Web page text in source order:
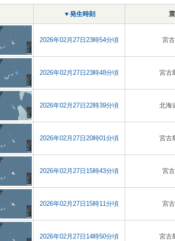
▼発生時刻
2026年02月27日23時54分頃 宮
2026年02月27日23時48分頃 宮古
2026年02月27日22時39分頃 北海
2026年02月27日20時01分頃 宮古
2026年02月27日15時43分頃 宮
2026年02月27日15時11分頃 宮
2026年02月27日14時50分頃 宮古